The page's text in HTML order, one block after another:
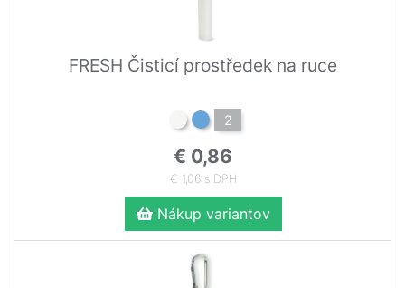
FRESH Čisticí prostředek na ruce
2
€ 0,86
€ 1,06 s DPH
Nákup variantov